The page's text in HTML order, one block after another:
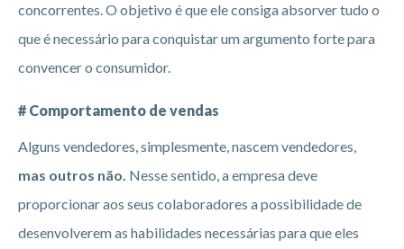
concorrentes. O objetivo é que ele consiga absorver tudo o
que é necessário para conquistar um argumento forte para
convencer o consumidor.
# Comportamento de vendas
Alguns vendedores, simplesmente, nascem vendedores,
mas outros não. Nesse sentido, a empresa deve
proporcionar aos seus colaboradores a possibilidade de
desenvolverem as habilidades necessárias para que eles